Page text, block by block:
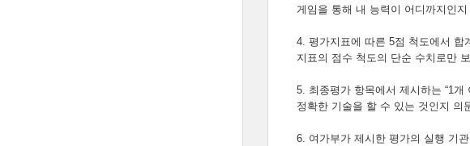
게임을 통해 내 능력이 어디까지인
4. 평가지표에 따른 5점 척도에서 합
지표의 점수 척도의 단순 수치로만
5. 최종평가 항목에서 제시하는 “1
정확한 기술을 할 수 있는 것인지 의
6. 여가부가 제시한 평가의 실행 기